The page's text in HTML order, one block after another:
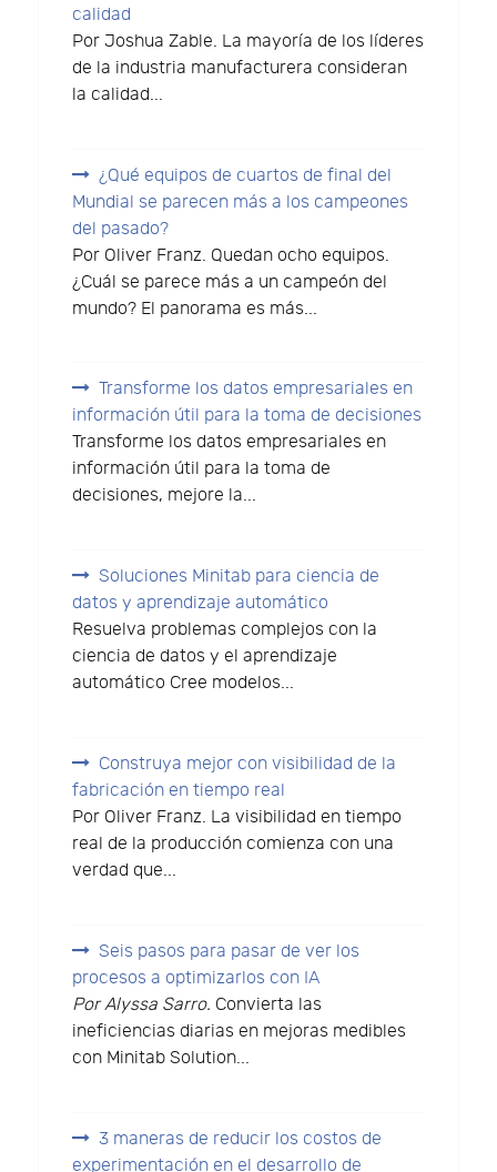
calidad
Por Joshua Zable. La mayoría de los líderes
de la industria manufacturera consideran
la calidad...
¿Qué equipos de cuartos de final del
Mundial se parecen más a los campeones
del pasado?
Por Oliver Franz. Quedan ocho equipos.
¿Cuál se parece más a un campeón del
mundo? El panorama es más...
Transforme los datos empresariales en
información útil para la toma de decisiones
Transforme los datos empresariales en
información útil para la toma de
decisiones, mejore la...
Soluciones Minitab para ciencia de
datos y aprendizaje automático
Resuelva problemas complejos con la
ciencia de datos y el aprendizaje
automático Cree modelos...
Construya mejor con visibilidad de la
fabricación en tiempo real
Por Oliver Franz. La visibilidad en tiempo
real de la producción comienza con una
verdad que...
Seis pasos para pasar de ver los
procesos a optimizarlos con IA
Por Alyssa Sarro. Convierta las
ineficiencias diarias en mejoras medibles
con Minitab Solution...
3 maneras de reducir los costos de
experimentación en el desarrollo de